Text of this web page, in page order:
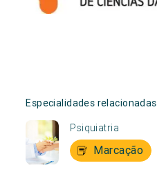
Especialidades relacionadas
Psiquiatria
Marcação